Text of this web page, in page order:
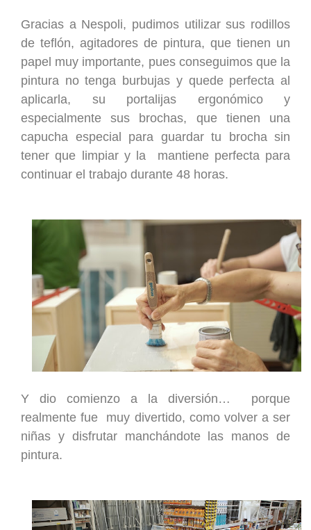
Gracias a Nespoli, pudimos utilizar sus rodillos
de teflón, agitadores de pintura, que tienen un
papel muy importante, pues conseguimos que la
pintura no tenga burbujas y quede perfecta al
aplicarla, su portalijas ergonómico y
especialmente sus brochas, que tienen una
capucha especial para guardar tu brocha sin
tener que limpiar y la mantiene perfecta para
continuar el trabajo durante 48 horas.
Y dio comienzo a la diversión… porque
realmente fue muy divertido, como volver a ser
niñas y disfrutar manchándote las manos de
pintura.